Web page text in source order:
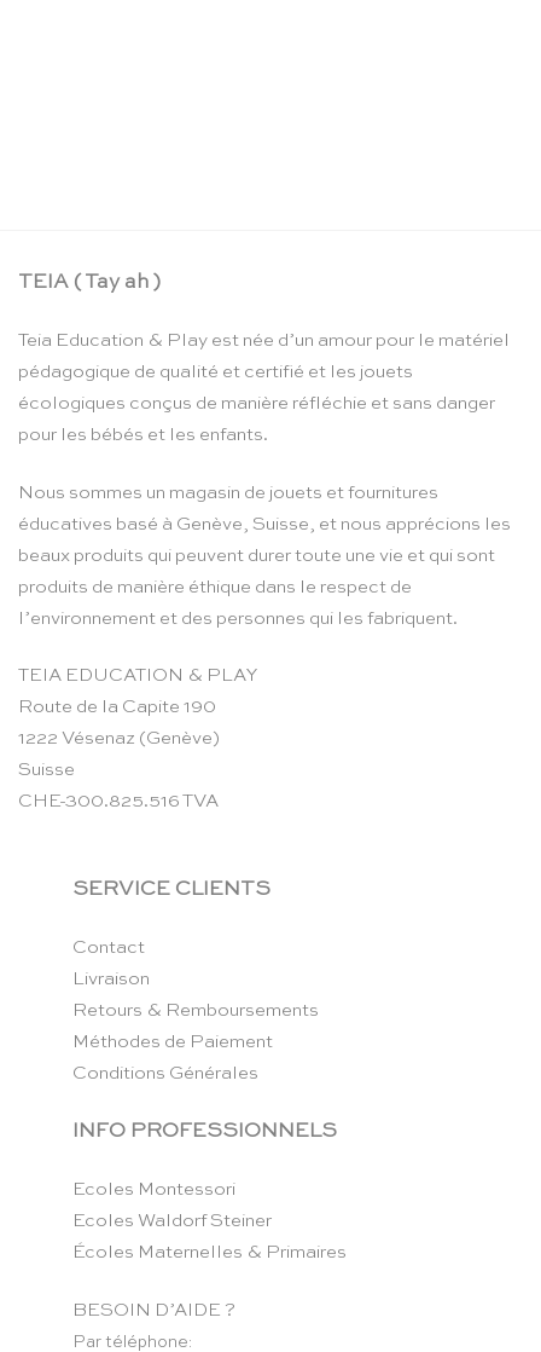
TEIA ( Tay ah )
Teia Education & Play est née d’un amour pour le matériel
pédagogique de qualité et certifié et les jouets
écologiques conçus de manière réfléchie et sans danger
pour les bébés et les enfants.
Nous sommes un magasin de jouets et fournitures
éducatives basé à Genève, Suisse, et nous apprécions les
beaux produits qui peuvent durer toute une vie et qui sont
produits de manière éthique dans le respect de
l’environnement et des personnes qui les fabriquent.
TEIA EDUCATION & PLAY
Route de la Capite 190
1222 Vésenaz (Genève)
Suisse
CHE-300.825.516 TVA
SERVICE CLIENTS
Contact
Livraison
Retours & Remboursements
Méthodes de Paiement
Conditions Générales
INFO PROFESSIONNELS
Ecoles Montessori
Ecoles Waldorf Steiner
Écoles Maternelles & Primaires
BESOIN D’AIDE ?
Par téléphone: